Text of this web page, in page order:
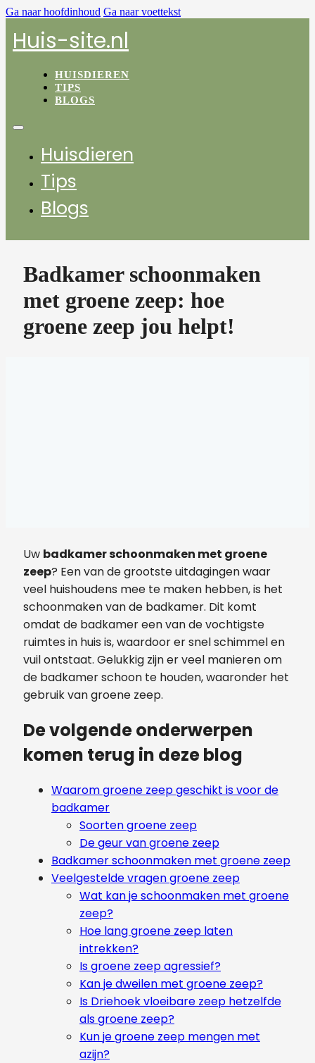
Ga naar hoofdinhoud Ga naar voettekst
Huis-site.nl
HUISDIEREN
TIPS
BLOGS
Huisdieren
Tips
Blogs
Badkamer schoonmaken
met groene zeep: hoe
groene zeep jou helpt!
Uw badkamer schoonmaken met groene
zeep? Een van de grootste uitdagingen waar
veel huishoudens mee te maken hebben, is het
schoonmaken van de badkamer. Dit komt
omdat de badkamer een van de vochtigste
ruimtes in huis is, waardoor er snel schimmel en
vuil ontstaat. Gelukkig zijn er veel manieren om
de badkamer schoon te houden, waaronder het
gebruik van groene zeep.
De volgende onderwerpen
komen terug in deze blog
Waarom groene zeep geschikt is voor de
badkamer
Soorten groene zeep
De geur van groene zeep
Badkamer schoonmaken met groene zeep
Veelgestelde vragen groene zeep
Wat kan je schoonmaken met groene
zeep?
Hoe lang groene zeep laten
intrekken?
Is groene zeep agressief?
Kan je dweilen met groene zeep?
Is Driehoek vloeibare zeep hetzelfde
als groene zeep?
Kun je groene zeep mengen met
azijn?